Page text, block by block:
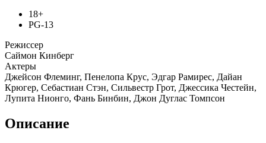
18+
PG-13
Режиссер
Саймон Кинберг
Актеры
Джейсон Флеминг, Пенелопа Крус, Эдгар Рамирес, Дайан
Крюгер, Себастиан Стэн, Сильвестр Грот, Джессика Честейн,
Лупита Нионго, Фань Бинбин, Джон Дуглас Томпсон
Описание